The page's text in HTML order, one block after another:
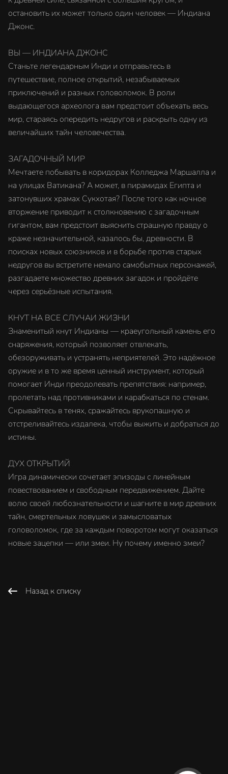
остановить их может только один человек — Индиана
Джонс.
ВЫ — ИНДИАНА ДЖОНС
Станьте легендарным Инди и отправьтесь в
путешествие, полное открытий, незабываемых
приключений и разных головоломок. В роли
выдающегося археолога вам предстоит объехать весь
мир, стараясь опередить недругов и раскрыть одну из
величайших тайн человечества.
ЗАГАДОЧНЫЙ МИР
Мечтаете побывать в коридорах Колледжа Маршалла и
на улицах Ватикана? А может, в пирамидах Египта и
затонувших храмах Сукхотая? После того как ночное
вторжение приводит к столкновению с загадочным
гигантом, вам предстоит выяснить страшную правду о
краже незначительной, казалось бы, древности. В
поисках новых союзников и в борьбе против старых
недругов вы встретите немало самобытных персонажей,
разгадаете множество древних загадок и пройдёте
через серьёзные испытания.
КНУТ НА ВСЕ СЛУЧАИ ЖИЗНИ
Знаменитый кнут Индианы — краеугольный камень его
снаряжения, который позволяет отвлекать,
обезоруживать и устранять неприятелей. Это надёжное
оружие и в то же время ценный инструмент, который
помогает Инди преодолевать препятствия: например,
пролетать над противниками и карабкаться по стенам.
Скрывайтесь в тенях, сражайтесь врукопашную и
отстреливайтесь издалека, чтобы выжить и добраться до
истины.
ДУХ ОТКРЫТИЙ
Игра динамически сочетает эпизоды с линейным
повествованием и свободным передвижением. Дайте
волю своей любознательности и шагните в мир древних
тайн, смертельных ловушек и замысловатых
головоломок, где за каждым поворотом могут оказаться
новые зацепки — или змеи. Ну почему именно змеи?
Назад к списку